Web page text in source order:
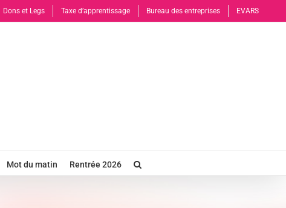
Dons et Legs Taxe d’apprentissage Bureau des entreprises EVARS
Mot du matin Rentrée 2026